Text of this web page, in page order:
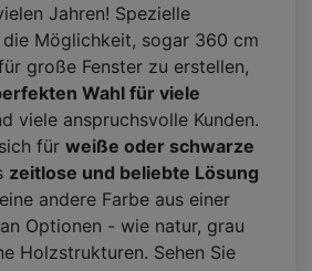
Jahren! Spezielle
Möglichkeit, sogar 360 cm
große Fenster zu erstellen,
Wahl für viele
viele anspruchsvolle Kunden.
für weiße oder schwarze
zeitlose und beliebte Lösung
andere Farbe aus einer
Optionen - wie natur, grau
Holzstrukturen. Sehen Sie